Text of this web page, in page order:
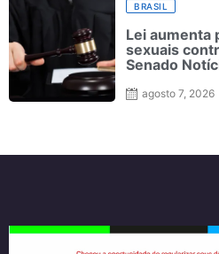
BRASIL
Lei aumenta
sexuais
Senado
agosto 7, 2026